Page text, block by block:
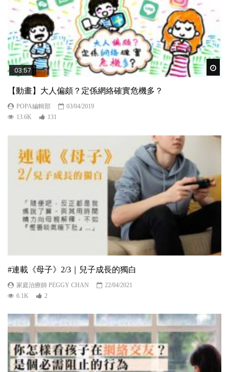
03:57
【動畫】大人偏頗？定係網絡確實危機多？
POPA編輯部
03/04/2019
13.6K
131
#連載《母子》2/3｜兒子成長的獨白
家庭治療師 PEGGY CHAN
22/04/2021
6.1K
2